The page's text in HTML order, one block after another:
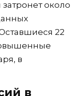
около
22
в
в